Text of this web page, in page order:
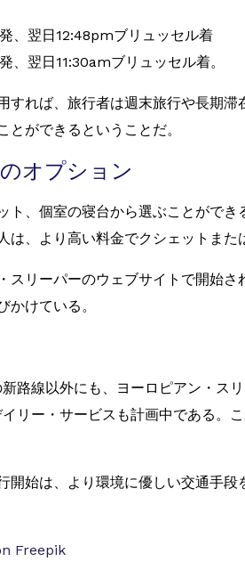
、翌日12:48pmブリュッセル着
、翌日11:30amブリュッセル着。
すれば、旅行者は週末旅行や長期
ができるということだ。
オプション
ト、個室の寝台から選ぶことがで
は、より高い料金でクシェットまた
スリーパーのウェブサイトで開始
かけている。
路線以外にも、ヨーロピアン・ス
リー・サービスも計画中である。
開始は、より環境に優しい交通手
Freepik